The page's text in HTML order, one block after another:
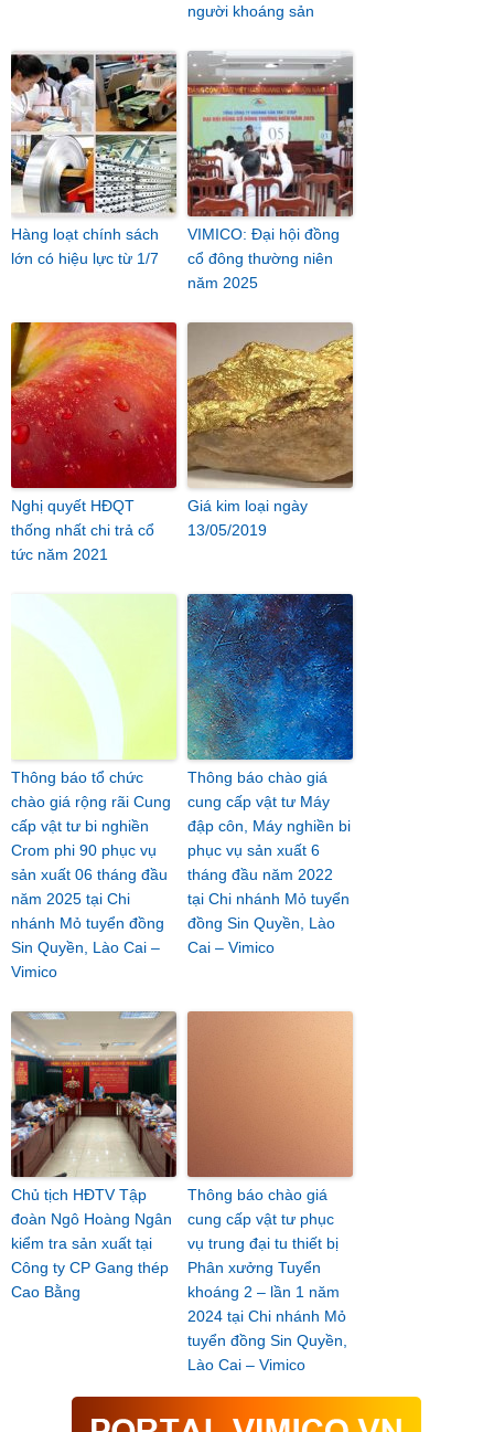
người khoáng sản
Hàng loạt chính sách
lớn có hiệu lực từ 1/7
VIMICO: Đại hội đồng
cổ đông thường niên
năm 2025
Nghị quyết HĐQT
thống nhất chi trả cổ
tức năm 2021
Giá kim loại ngày
13/05/2019
Thông báo tổ chức
chào giá rộng rãi Cung
cấp vật tư bi nghiền
Crom phi 90 phục vụ
sản xuất 06 tháng đầu
năm 2025 tại Chi
nhánh Mỏ tuyển đồng
Sin Quyền, Lào Cai –
Vimico
Thông báo chào giá
cung cấp vật tư Máy
đập côn, Máy nghiền bi
phục vụ sản xuất 6
tháng đầu năm 2022
tại Chi nhánh Mỏ tuyển
đồng Sin Quyền, Lào
Cai – Vimico
Chủ tịch HĐTV Tập
đoàn Ngô Hoàng Ngân
kiểm tra sản xuất tại
Công ty CP Gang thép
Cao Bằng
Thông báo chào giá
cung cấp vật tư phục
vụ trung đại tu thiết bị
Phân xưởng Tuyển
khoáng 2 – lần 1 năm
2024 tại Chi nhánh Mỏ
tuyển đồng Sin Quyền,
Lào Cai – Vimico